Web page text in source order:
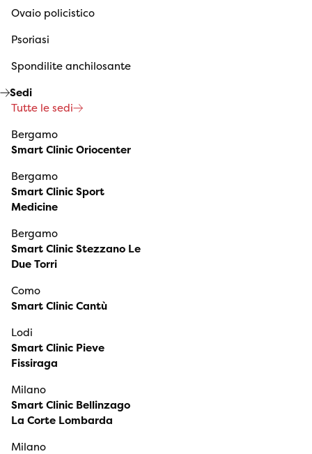
Ovaio policistico
Psoriasi
Spondilite anchilosante
Sedi
Tutte le sedi
Bergamo
Smart Clinic Oriocenter
Bergamo
Smart Clinic Sport
Medicine
Bergamo
Smart Clinic Stezzano Le
Due Torri
Como
Smart Clinic Cantù
Lodi
Smart Clinic Pieve
Fissiraga
Milano
Smart Clinic Bellinzago
La Corte Lombarda
Milano